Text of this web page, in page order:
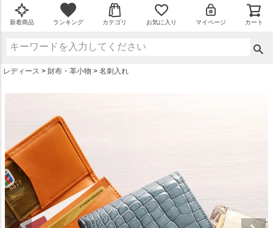
新着商品 ランキング カテゴリ お気に入り マイページ カート
レディース 財布・革小物 名刺入れ